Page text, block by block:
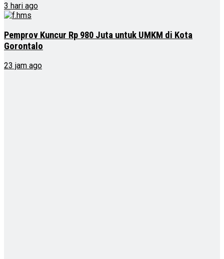
3 hari ago
Pemprov Kuncur Rp 980 Juta untuk UMKM di Kota
Gorontalo
23 jam ago